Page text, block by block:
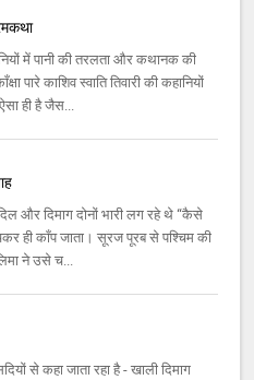
में पानी की तरलता और कथानक की
पारे काशिव स्वाति तिवारी की कहानियों
ही है जैस...
और दिमाग दोनों भारी लग रहे थे ‘‘कैसे
ही काँप जाता। सूरज पूरब से पश्चिम की
ने उसे च...
से कहा जाता रहा है - खाली दिमाग